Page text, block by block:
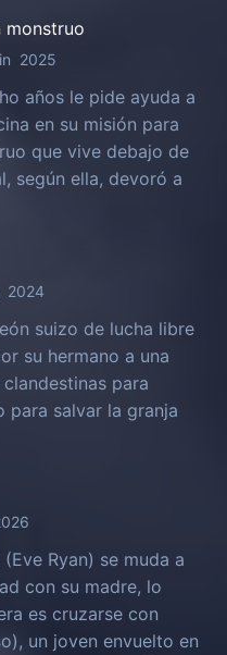
monstruo
2025
años le pide ayuda a
en su misión para
que vive debajo de
según ella, devoró a
2024
suizo de lucha libre
su hermano a una
para
para salvar la granja
Ryan) se muda a
con su madre, lo
es cruzarse con
un joven envuelto en